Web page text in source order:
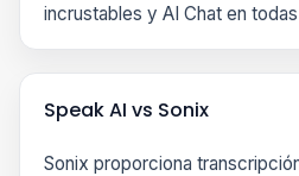
incrustables y AI Chat en
Speak AI vs Sonix
Sonix proporciona